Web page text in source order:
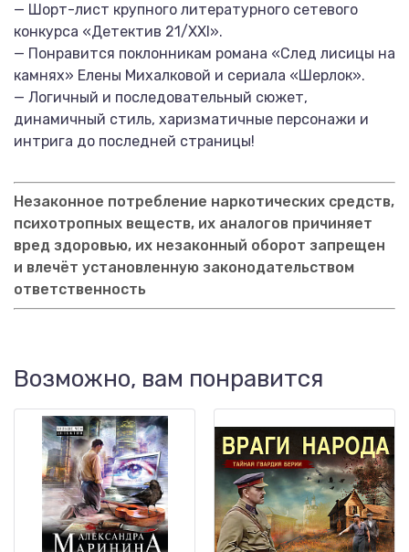
— Шорт-лист крупного литературного сетевого
конкурса «Детектив 21/XXI».
— Понравится поклонникам романа «След лисицы на
камнях» Елены Михалковой и сериала «Шерлок».
— Логичный и последовательный сюжет,
динамичный стиль, харизматичные персонажи и
интрига до последней страницы!
Незаконное потребление наркотических средств,
психотропных веществ, их аналогов причиняет
вред здоровью, их незаконный оборот запрещен
и влечёт установленную законодательством
ответственность
Возможно, вам понравится